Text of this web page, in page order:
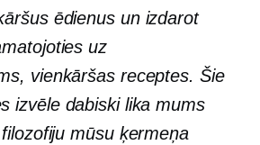
ēdienus un izdarot
uz
vienkāršas receptes. Šie
izvēle dabiski lika mums
mūsu ķermeņa